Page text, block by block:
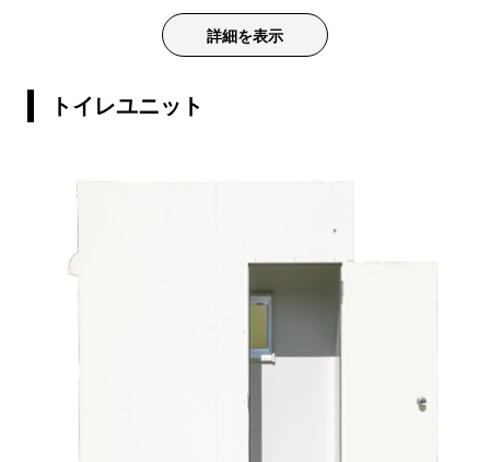
詳細を表示
トイレユニット